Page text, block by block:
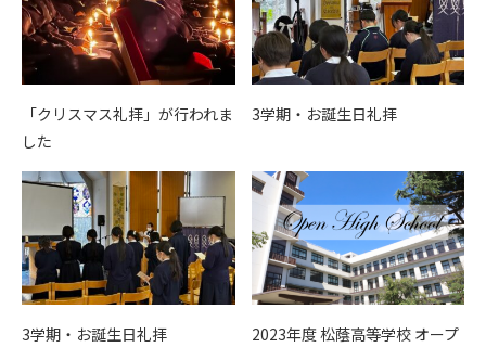
「クリスマス礼拝」が行われま
した
3学期・お誕生日礼拝
3学期・お誕生日礼拝
2023年度 松蔭高等学校 オープ